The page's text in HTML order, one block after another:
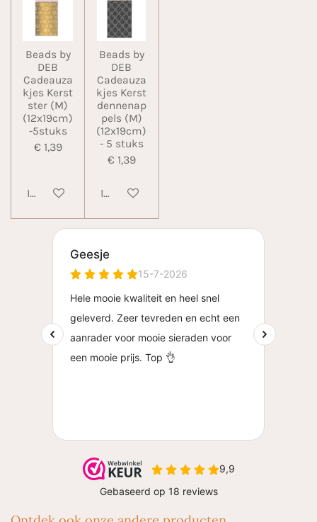
Beads by
DEB
Cadeauza
kjes Kerst
ster (M)
(12x19cm)
-5stuks
€ 1,39
In winkelwagen
Beads by
DEB
Cadeauza
kjes Kerst
dennenap
pels (M)
(12x19cm)
- 5 stuks
€ 1,39
In winkelwagen